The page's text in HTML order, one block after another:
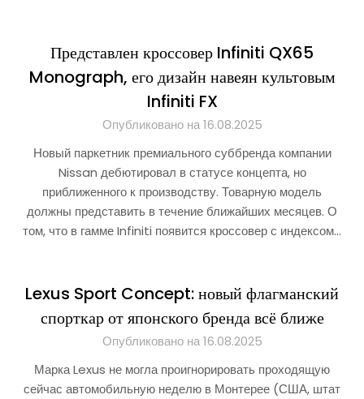
Представлен кроссовер Infiniti QX65
Monograph, его дизайн навеян культовым
Infiniti FX
Опубликовано на 16.08.2025
Новый паркетник премиального суббренда компании
Nissan дебютировал в статусе концепта, но
приближенного к производству. Товарную модель
должны представить в течение ближайших месяцев. О
том, что в гамме Infiniti появится кроссовер с индексом…
Lexus Sport Concept: новый флагманский
спорткар от японского бренда всё ближе
Опубликовано на 16.08.2025
Марка Lexus не могла проигнорировать проходящую
сейчас автомобильную неделю в Монтерее (США, штат